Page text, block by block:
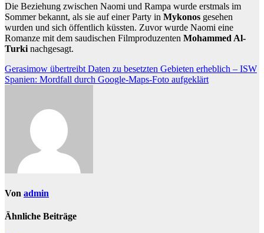
Die Beziehung zwischen Naomi und Rampa wurde erstmals im
Sommer bekannt, als sie auf einer Party in Mykonos gesehen
wurden und sich öffentlich küssten. Zuvor wurde Naomi eine
Romanze mit dem saudischen Filmproduzenten Mohammed Al-
Turki nachgesagt.
Beitragsnavigation
Gerasimow übertreibt Daten zu besetzten Gebieten erheblich – ISW
Spanien: Mordfall durch Google-Maps-Foto aufgeklärt
Von admin
Ähnliche Beiträge